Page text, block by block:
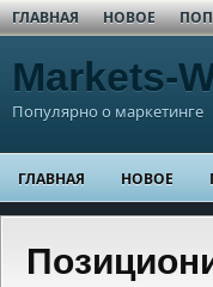
ГЛАВНАЯ НОВОЕ
Markets-
Популярно о маркетинге
ГЛАВНАЯ НОВОЕ